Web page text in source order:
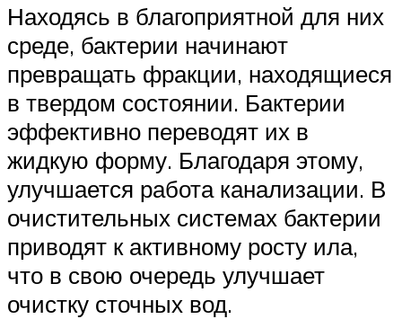
Находясь в благоприятной для них
среде, бактерии начинают
превращать фракции, находящиеся
в твердом состоянии. Бактерии
эффективно переводят их в
жидкую форму. Благодаря этому,
улучшается работа канализации. В
очистительных системах бактерии
приводят к активному росту ила,
что в свою очередь улучшает
очистку сточных вод.